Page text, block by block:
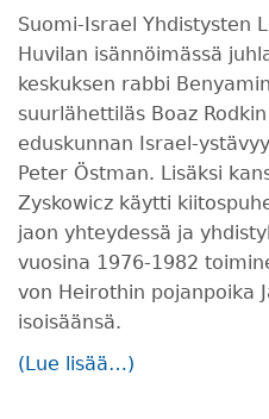
Suomi-Israel Yhdistysten
Huvilan isännöimässä
keskuksen rabbi
suurlähettiläs Boaz
eduskunnan Israel-
Peter Östman. Lisäksi
Zyskowicz käytti
jaon yhteydessä ja
vuosina 1976-1982
von Heirothin pojanpoika
isoisäänsä.
(Lue lisää…)